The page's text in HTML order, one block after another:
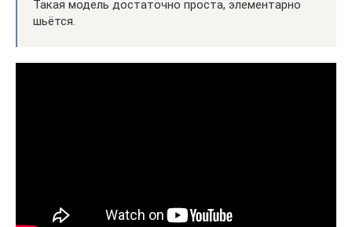
Такая модель достаточно проста, элементарно
шьётся.